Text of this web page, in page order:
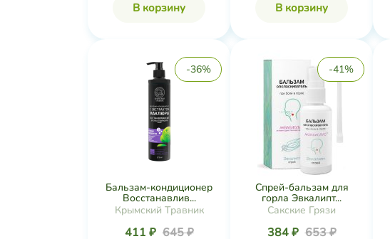
В корзину В корзину
-36%
Бальзам-кондиционер
Восстанавлив...
Крымский Травник
411 ₽ 645 ₽
-41%
Спрей-бальзам для
горла Эвкалипт...
Сакские Грязи
384 ₽ 653 ₽